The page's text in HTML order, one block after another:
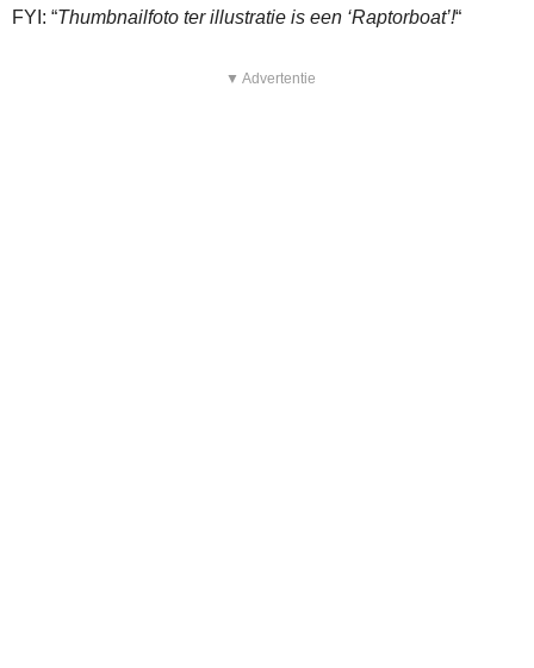
FYI: “Thumbnailfoto ter illustratie is een ‘Raptorboat’!“
▼ Advertentie